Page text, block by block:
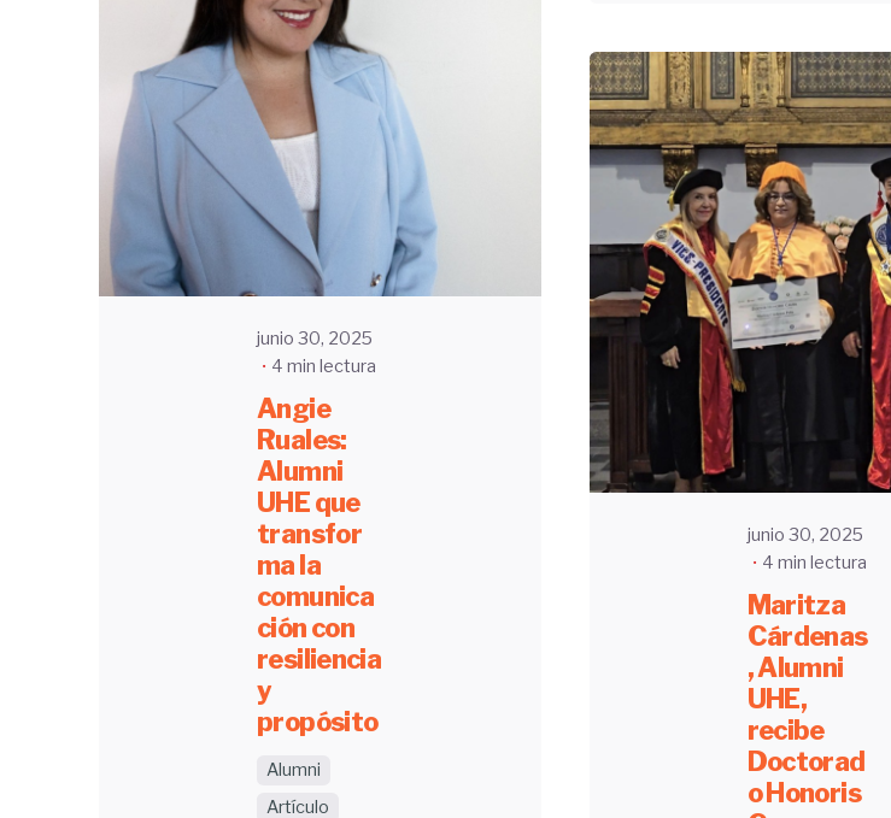
Enviado
junio 30, 2025
4 min lectura
Angie
Ruales:
Alumni
UHE que
transfor
ma la
comunica
ción con
resiliencia
y
propósito
Alumni
Artículo
Enviado
por
UHE
junio 30, 2025
4 min lectura
Maritza
Cárdenas
, Alumni
UHE,
recibe
Doctorad
o Honoris